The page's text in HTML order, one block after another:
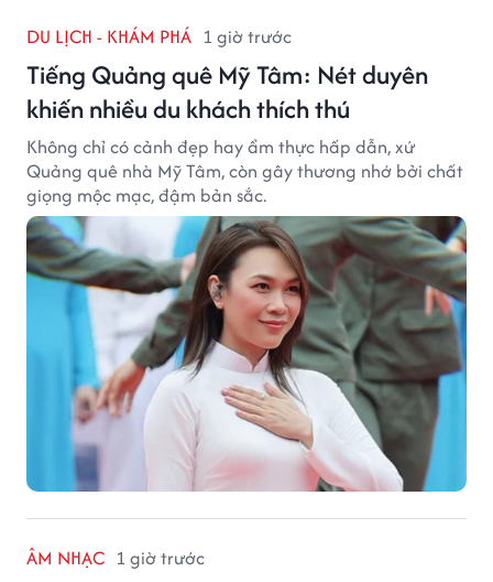
DU LỊCH - KHÁM PHÁ 1 giờ trước
Tiếng Quảng quê Mỹ Tâm: Nét duyên
khiến nhiều du khách thích thú
Không chỉ có cảnh đẹp hay ẩm thực hấp dẫn, xứ
Quảng quê nhà Mỹ Tâm, còn gây thương nhớ bởi chất
giọng mộc mạc, đậm bản sắc.
ÂM NHẠC 1 giờ trước